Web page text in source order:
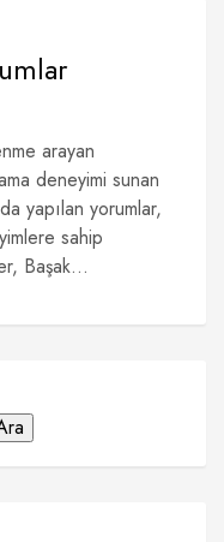
arayan
deneyimi sunan
yapılan yorumlar,
sahip
Başak...